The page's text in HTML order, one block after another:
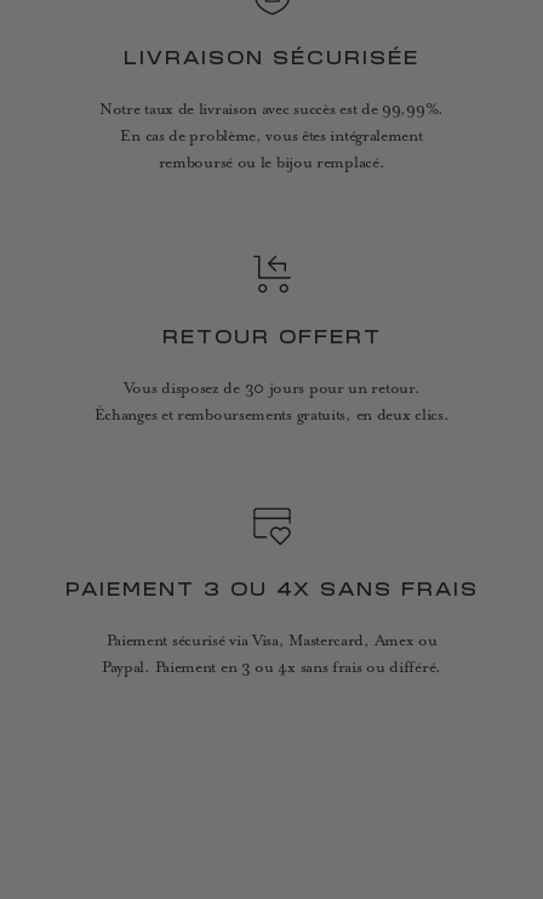
LIVRAISON SÉCURISÉE
Notre taux de livraison avec succès est de 99,99%.
En cas de problème, vous êtes intégralement
remboursé ou le bijou remplacé.
RETOUR OFFERT
Vous disposez de 30 jours pour un retour.
Échanges et remboursements gratuits, en deux clics.
PAIEMENT 3 OU 4X SANS FRAIS
Paiement sécurisé via Visa, Mastercard, Amex ou
Paypal. Paiement en 3 ou 4x sans frais ou différé.